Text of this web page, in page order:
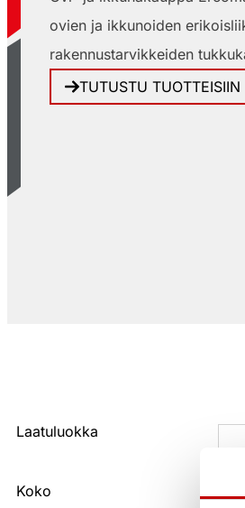
ovien ja ikkunoiden
rakennustarvikkeiden
TUTUSTU TUOTTEISIIN
Laatuluokka
Koko